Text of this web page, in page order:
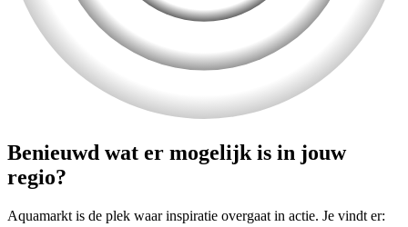
Benieuwd wat er mogelijk is in jouw
regio?
Aquamarkt is de plek waar inspiratie overgaat in actie. Je vindt er: